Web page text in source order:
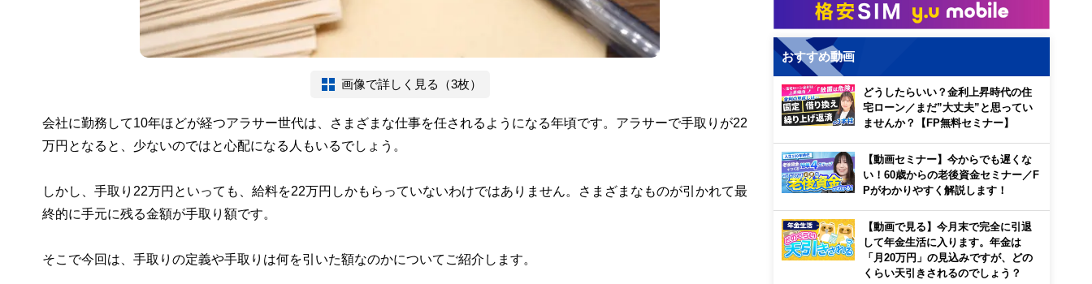
画像で詳しく見る（3枚）
会社に勤務して10年ほどが経つアラサー世代は、さまざまな仕事を任されるようになる年頃です。アラサーで手取りが22
万円となると、少ないのではと心配になる人もいるでしょう。
しかし、手取り22万円といっても、給料を22万円しかもらっていないわけではありません。さまざまなものが引かれて最
終的に手元に残る金額が手取り額です。
そこで今回は、手取りの定義や手取りは何を引いた額なのかについてご紹介します。
おすすめ動画
どうしたらいい？金利上昇時代の住
宅ローン／まだ”大丈夫”と思ってい
ませんか？【FP無料セミナー】
【動画セミナー】今からでも遅くな
い！60歳からの老後資金セミナー／F
Pがわかりやすく解説します！
【動画で見る】今月末で完全に引退
して年金生活に入ります。年金は
「月20万円」の見込みですが、どの
くらい天引きされるのでしょう？